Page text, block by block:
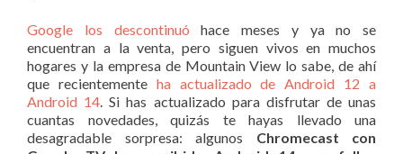
Google los descontinuó hace meses y ya no se
encuentran a la venta, pero siguen vivos en muchos
hogares y la empresa de Mountain View lo sabe, de ahí
que recientemente ha actualizado de Android 12 a
Android 14. Si has actualizado para disfrutar de unas
cuantas novedades, quizás te hayas llevado una
desagradable sorpresa: algunos Chromecast con